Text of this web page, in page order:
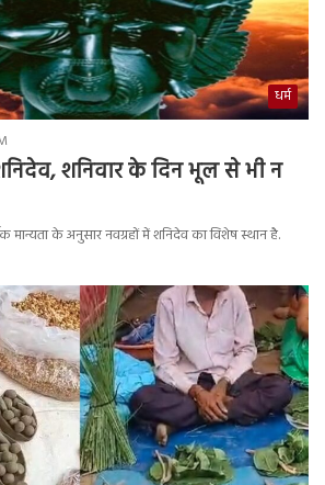
धर्म
शनिवार के दिन भूल से भी न
मान्यता के अनुसार नवग्रहों में शनिदेव का विशेष स्थान है.